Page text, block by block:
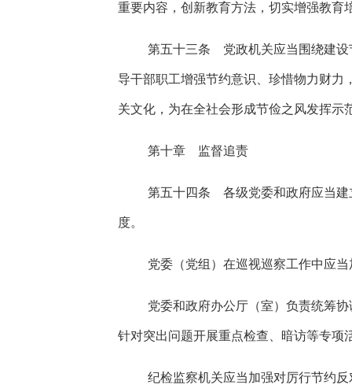
重要内容，创新教育方法，切实增强教育
第五十三条 党政机关应当围绕建设
导干部职工增强节约意识、珍惜物力财力
关文化，为在全社会形成节俭之风发挥示
第十章 监督追责
第五十四条 各级党委和政府应当建
度。
党委（党组）在巡视巡察工作中应
党委和政府办公厅（室）负责统筹
针对突出问题开展重点检查、暗访等专项
纪检监察机关应当加强对厉行节约